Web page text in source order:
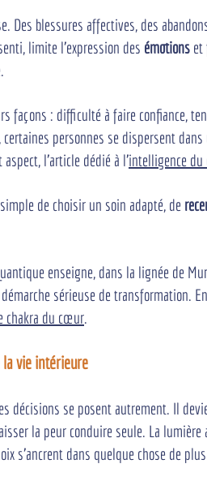
Des blessures affectives, des
limite l'expression des émotions et
façons : difficulté à faire confiance,
personnes se dispersent
aspect, l'article dédié à l'intelligence
de choisir un soin adapté, de
enseigne, dans la lignée de
sérieuse de transformation.
chakra du cœur.
vie intérieure
décisions se posent autrement. Il
la peur conduire seule. La
s'ancrent dans quelque chose de